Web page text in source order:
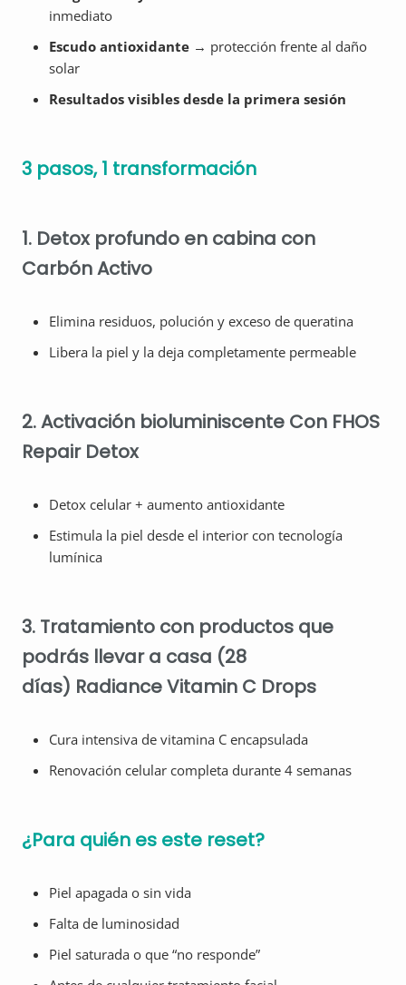
inmediato
Escudo antioxidante → protección frente al daño
solar
Resultados visibles desde la primera sesión
3 pasos, 1 transformación
1. Detox profundo en cabina con
Carbón Activo
Elimina residuos, polución y exceso de queratina
Libera la piel y la deja completamente permeable
2. Activación bioluminiscente Con FHOS
Repair Detox
Detox celular + aumento antioxidante
Estimula la piel desde el interior con tecnología
lumínica
3. Tratamiento con productos que
podrás llevar a casa (28
días) Radiance Vitamin C Drops
Cura intensiva de vitamina C encapsulada
Renovación celular completa durante 4 semanas
¿Para quién es este reset?
Piel apagada o sin vida
Falta de luminosidad
Piel saturada o que “no responde”